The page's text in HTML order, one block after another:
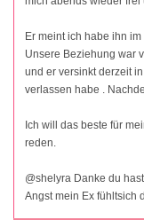
Er meint ich habe ihn
Unsere Beziehung war
und er versinkt derzeit
verlassen habe .
Ich will das beste für
reden.
@shelyra Danke du
Angst mein Ex fühltsich